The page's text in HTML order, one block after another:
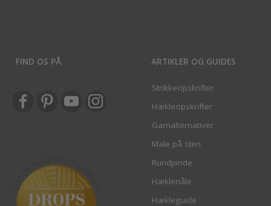
FIND OS PÅ ARTIKLER OG GUIDES
Strikkeopskrifter
Hækleopskrifter
Garnalternativer
Male på sten
Rundpinde
Hæklenåle
Hækleguide